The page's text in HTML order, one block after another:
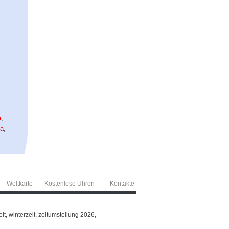
,
,
Weltkarte Kostenlose Uhren Kontakte
winterzeit, zeitumstellung 2026,